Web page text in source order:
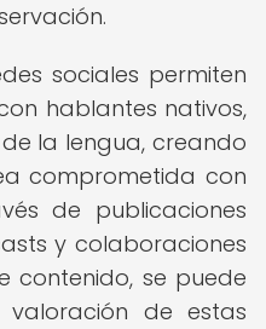
sociales permiten
hablantes nativos,
la lengua, creando
comprometida con
de publicaciones
y colaboraciones
contenido, se puede
de estas